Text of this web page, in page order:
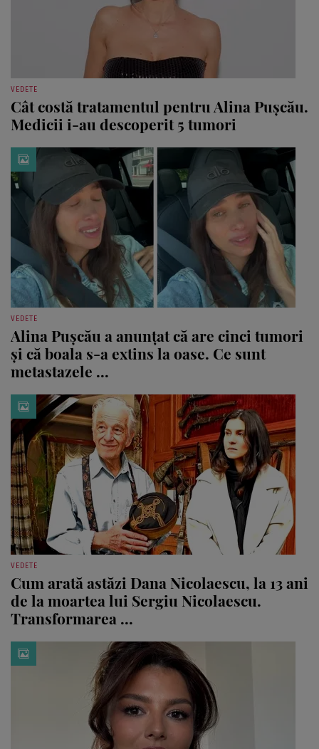
VEDETE
Cât costă tratamentul pentru Alina Pușcău.
Medicii i-au descoperit 5 tumori
VEDETE
Alina Pușcău a anunțat că are cinci tumori
și că boala s-a extins la oase. Ce sunt
metastazele ...
VEDETE
Cum arată astăzi Dana Nicolaescu, la 13 ani
de la moartea lui Sergiu Nicolaescu.
Transformarea ...